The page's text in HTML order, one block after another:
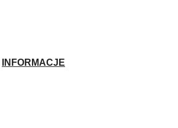
INFORMACJE